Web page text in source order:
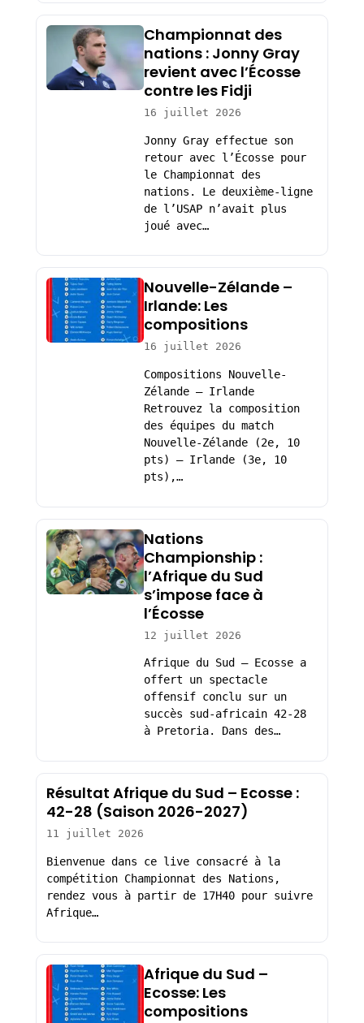
Championnat des
nations : Jonny Gray
revient avec l’Écosse
contre les Fidji
16 juillet 2026
Jonny Gray effectue son
retour avec l’Écosse pour
le Championnat des
nations. Le deuxième-ligne
de l’USAP n’avait plus
joué avec…
Nouvelle-Zélande –
Irlande: Les
compositions
16 juillet 2026
Compositions Nouvelle-
Zélande – Irlande
Retrouvez la composition
des équipes du match
Nouvelle-Zélande (2e, 10
pts) – Irlande (3e, 10
pts),…
Nations
Championship :
l’Afrique du Sud
s’impose face à
l’Écosse
12 juillet 2026
Afrique du Sud – Ecosse a
offert un spectacle
offensif conclu sur un
succès sud-africain 42-28
à Pretoria. Dans des…
Résultat Afrique du Sud – Ecosse :
42-28 (Saison 2026-2027)
11 juillet 2026
Bienvenue dans ce live consacré à la
compétition Championnat des Nations,
rendez vous à partir de 17H40 pour suivre
Afrique…
Afrique du Sud –
Ecosse: Les
compositions